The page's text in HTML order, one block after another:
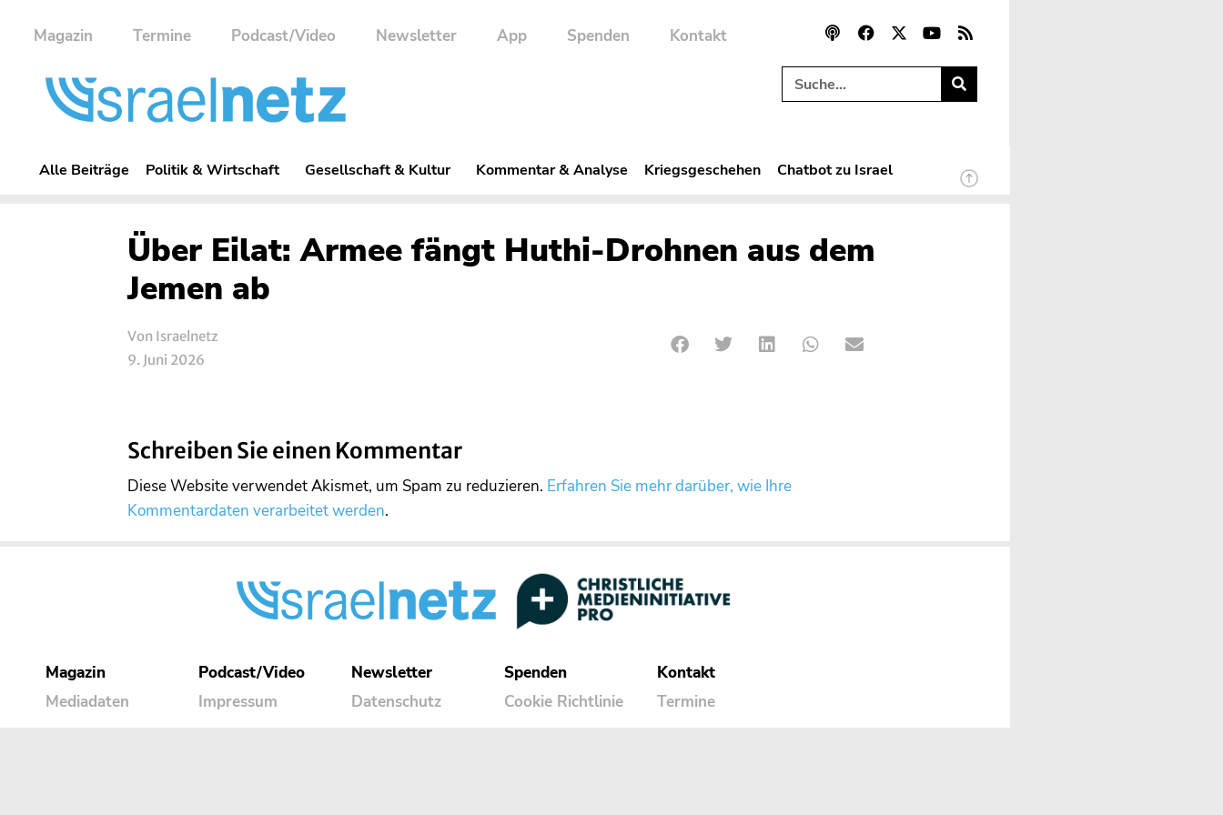
Magazin Termine Podcast/Video Newsletter App Spenden Kontakt
Alle Beiträge Politik & Wirtschaft Gesellschaft & Kultur Kommentar & Analyse Kriegsgeschehen Chatbot zu Israel
Über Eilat: Armee fängt Huthi-Drohnen aus dem
Jemen ab
Von Israelnetz
9. Juni 2026
Schreiben Sie einen Kommentar
Diese Website verwendet Akismet, um Spam zu reduzieren. Erfahren Sie mehr darüber, wie Ihre
Kommentardaten verarbeitet werden.
Magazin
Mediadaten
Podcast/Video
Impressum
Newsletter
Datenschutz
Spenden
Cookie Richtlinie
Kontakt
Termine